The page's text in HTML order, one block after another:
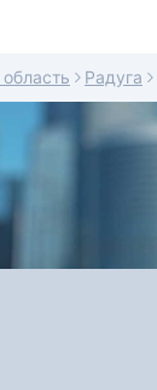
Радуга